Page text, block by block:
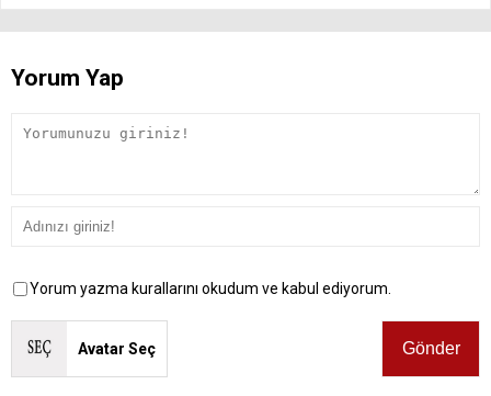
Yorum Yap
Yorum yazma kurallarını okudum ve kabul ediyorum.
Avatar Seç